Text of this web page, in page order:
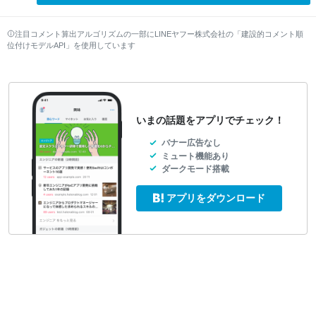
注目コメント算出アルゴリズムの一部にLINEヤフー株式会社の「建設的コメント順
位付けモデルAPI」を使用しています
いまの話題をアプリでチェック！
バナー広告なし
ミュート機能あり
ダークモード搭載
アプリをダウンロード